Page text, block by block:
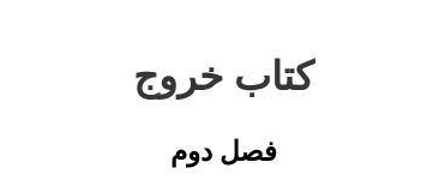
کتاب خروج
فصل دوم